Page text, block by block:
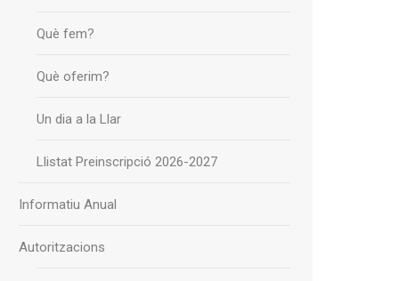
Què fem?
Què oferim?
Un dia a la Llar
Llistat Preinscripció 2026-2027
Informatiu Anual
Autoritzacions